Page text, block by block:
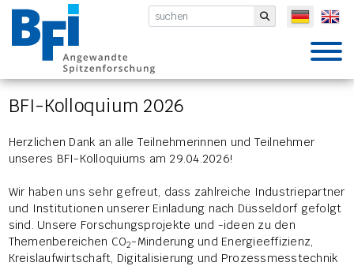
BFI VDEh- Submit
BFI-Kolloquium 2026
Herzlichen Dank an alle Teilnehmerinnen und Teilnehmer
unseres BFI-Kolloquiums am 29.04.2026!
Wir haben uns sehr gefreut, dass zahlreiche Industriepartner
und Institutionen unserer Einladung nach Düsseldorf gefolgt
sind. Unsere Forschungsprojekte und -ideen zu den
Themenbereichen CO2-Minderung und Energieeffizienz,
Kreislaufwirtschaft, Digitalisierung und Prozessmesstechnik